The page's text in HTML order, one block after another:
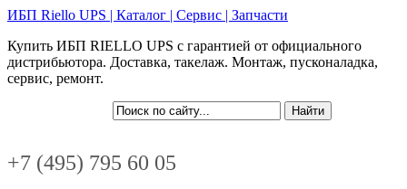
ИБП Riello UPS | Каталог | Сервис | Запчасти
Купить ИБП RIELLO UPS с гарантией от официального
дистрибьютора. Доставка, такелаж. Монтаж, пусконаладка,
сервис, ремонт.
+7 (495) 795 60 05